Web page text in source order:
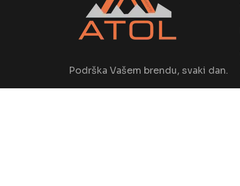
Podrška Vašem brendu, svaki dan.